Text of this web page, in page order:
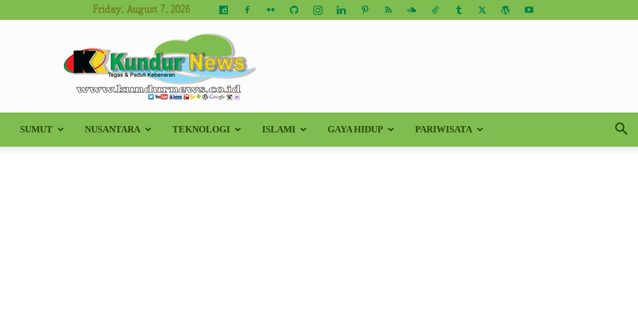
Friday, August 7, 2026
Kundur
SUMUT NUSANTARA TEKNOLOGI ISLAMI GAYA HIDUP PARIWISATA